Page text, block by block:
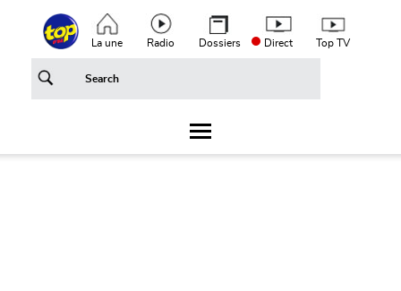
Aller au contenu principalTop header menu
La une Radio Dossiers Direct Top TV